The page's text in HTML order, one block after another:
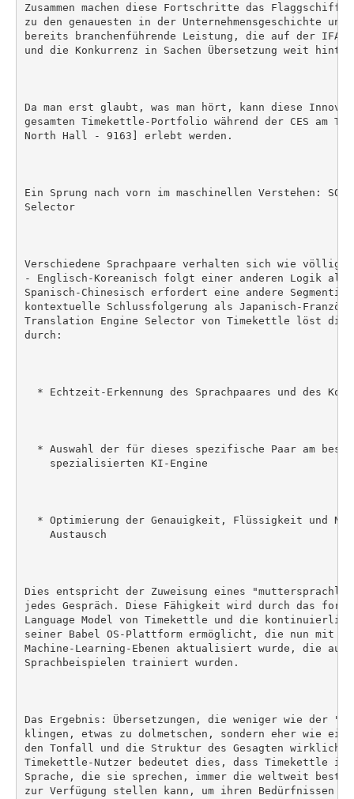
Zusammen machen diese Fortschritte das Flaggschiff
zu den genauesten in der Unternehmensgeschichte
bereits branchenführende Leistung, die auf der IFA
und die Konkurrenz in Sachen Übersetzung weit
Da man erst glaubt, was man hört, kann diese
gesamten Timekettle-Portfolio während der CES am
North Hall - 9163] erlebt werden.
Ein Sprung nach vorn im maschinellen Verstehen:
Selector
Verschiedene Sprachpaare verhalten sich wie völlig
- Englisch-Koreanisch folgt einer anderen Logik als
Spanisch-Chinesisch erfordert eine andere
kontextuelle Schlussfolgerung als Japanisch-
Translation Engine Selector von Timekettle löst
durch:
* Echtzeit-Erkennung des Sprachpaares und des
* Auswahl der für dieses spezifische Paar am
    spezialisierten KI-Engine
* Optimierung der Genauigkeit, Flüssigkeit und
    Austausch
Dies entspricht der Zuweisung eines
jedes Gespräch. Diese Fähigkeit wird durch das
Language Model von Timekettle und die
seiner Babel OS-Plattform ermöglicht, die nun mit
Machine-Learning-Ebenen aktualisiert wurde, die auf
Sprachbeispielen trainiert wurden.
Das Ergebnis: Übersetzungen, die weniger wie der
klingen, etwas zu dolmetschen, sondern eher wie
den Tonfall und die Struktur des Gesagten wirklich
Timekettle-Nutzer bedeutet dies, dass Timekettle
Sprache, die sie sprechen, immer die weltweit besten
zur Verfügung stellen kann, um ihren Bedürfnissen